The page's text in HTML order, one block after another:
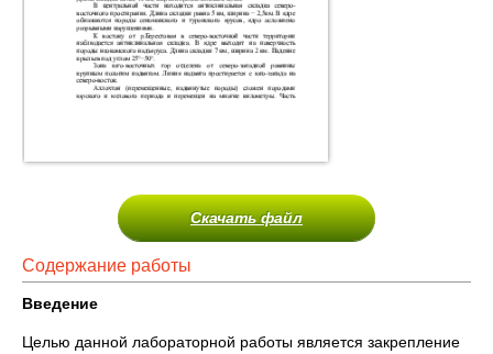
Скачать файл
Содержание работы
Введение
Целью данной лабораторной работы является закрепление